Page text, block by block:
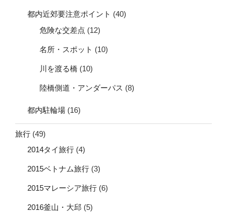
都内近郊要注意ポイント (40)
危険な交差点 (12)
名所・スポット (10)
川を渡る橋 (10)
陸橋側道・アンダーパス (8)
都内駐輪場 (16)
旅行 (49)
2014タイ旅行 (4)
2015ベトナム旅行 (3)
2015マレーシア旅行 (6)
2016釜山・大邱 (5)